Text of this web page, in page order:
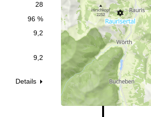
Openingstijden
ma-do:
vr:
za-zo:
28
96 %
9,2
9,2
Details